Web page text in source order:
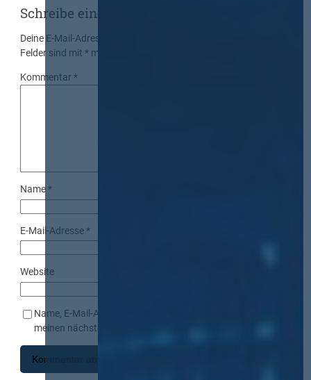
Schreibe einen Kommentar
Deine E-Mail-Adresse wird nicht veröffentlicht.
Felder sind mit* markiert
Kommentar*
Name*
E-Mail-Adresse*
Website
Name, E-Mail-Adresse und Website in diesem Browser für
meinen nächsten Kommentar speichern.